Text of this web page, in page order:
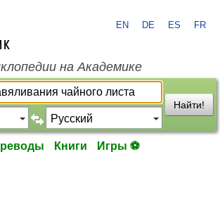
EN DE ES FR
на Академике
Найти!
Книги Игры ⚽